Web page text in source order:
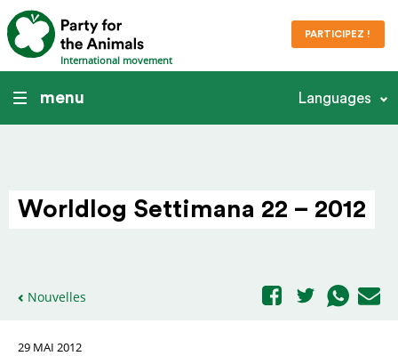
International movement
PARTICIPEZ !
menu Languages
Worldlog Settimana 22 – 2012
Nouvelles
29 MAI 2012